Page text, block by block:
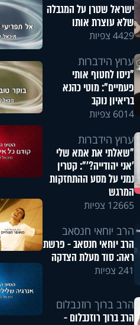
ישראל שטרן על המגבלה
שלא עוצרת אותו
4429 צפיות
ערוץ הידברות
"ניסו לחטוף אותי
פעמיים": מוטי כהנא
בריאיון נוקב
6014 צפיות
ערוץ הידברות
"שאלתי את אמא שלי
'אני יהודייה?'": קטרין
נמני על מסע ההתחזקות
המרגש
12665 צפיות
הרב יוחאי חנסאב
הרב יוחאי חנסאב - פרשת
ראה: סוד מעלת הצדקה
241 צפיות
הרב ברוך רוזנבלום
הרב ברוך רוזנבלום -